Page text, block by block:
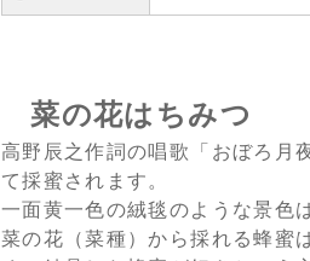
菜の花はちみつ
高野辰之作詞の唱歌「おぼろ月
て採蜜されます。
一面黄一色の絨毯のような景色
菜の花（菜種）から採れる蜂蜜